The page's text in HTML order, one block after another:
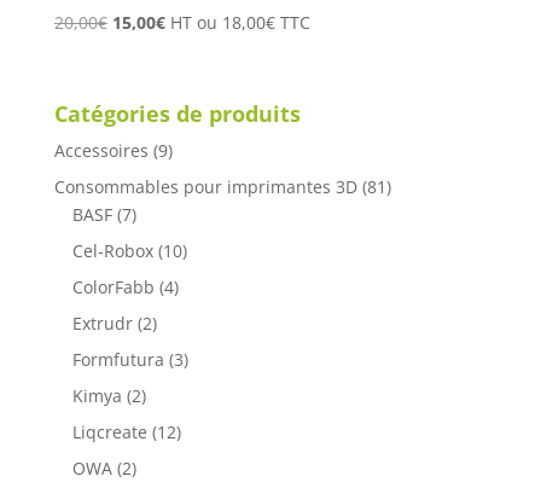
20,00€ Le
était :
20,00€.
15,00€Le
est :
15,00€.
HT ou 18,00€TTC
Catégories de produits
Accessoires (9)
Consommables pour imprimantes 3D (81)
BASF (7)
Cel-Robox (10)
ColorFabb (4)
Extrudr (2)
Formfutura (3)
Kimya (2)
Liqcreate (12)
OWA (2)